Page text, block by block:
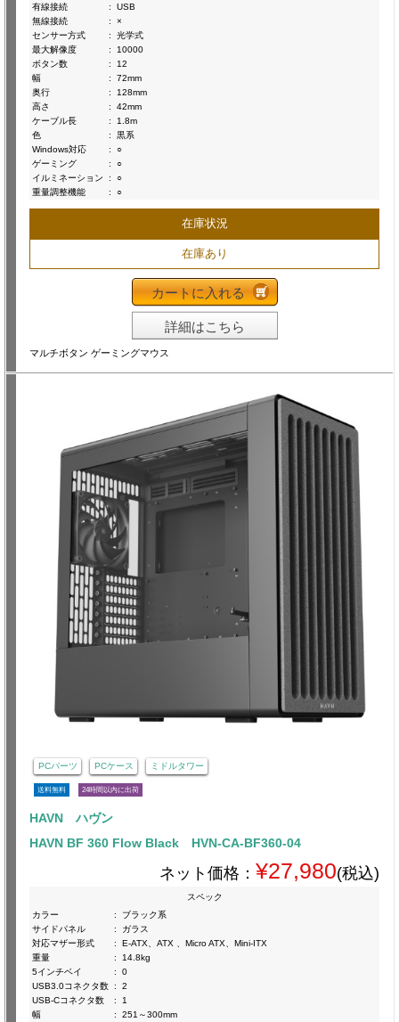
有線接続
:
USB
無線接続
:
×
センサー方式
:
光学式
最大解像度
:
10000
ボタン数
:
12
幅
:
72mm
奥行
:
128mm
高さ
:
42mm
ケーブル長
:
1.8m
色
:
黒系
Windows対応
:
○
ゲーミング
:
○
イルミネーション
:
○
重量調整機能
: ○
在庫状況
在庫あり
カートに入れる
詳細はこちら
マルチボタン ゲーミングマウス
PCパーツ PCケース ミドルタワー
送料無料 24時間以内に出荷
HAVN ハヴン
HAVN BF 360 Flow Black HVN-CA-BF360-04
ネット価格： ¥27,980(税込)
スペック
カラー
:
ブラック系
サイドパネル
:
ガラス
対応マザー形式
:
E-ATX、ATX 、Micro ATX、Mini-ITX
重量
:
14.8kg
5インチベイ
:
0
USB3.0コネクタ数 :
2
USB-Cコネクタ数
:
1
幅
:
251～300mm